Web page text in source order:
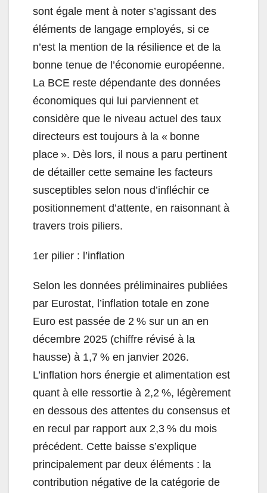
sont égale ment à noter s’agissant des
éléments de langage employés, si ce
n’est la mention de la résilience et de la
bonne tenue de l’économie européenne.
La BCE reste dépendante des données
économiques qui lui parviennent et
considère que le niveau actuel des taux
directeurs est toujours à la « bonne
place ». Dès lors, il nous a paru pertinent
de détailler cette semaine les facteurs
susceptibles selon nous d’infléchir ce
positionnement d’attente, en raisonnant à
travers trois piliers.
1er pilier : l’inflation
Selon les données préliminaires publiées
par Eurostat, l’inflation totale en zone
Euro est passée de 2 % sur un an en
décembre 2025 (chiffre révisé à la
hausse) à 1,7 % en janvier 2026.
L’inflation hors énergie et alimentation est
quant à elle ressortie à 2,2 %, légèrement
en dessous des attentes du consensus et
en recul par rapport aux 2,3 % du mois
précédent. Cette baisse s’explique
principalement par deux éléments : la
contribution négative de la catégorie de